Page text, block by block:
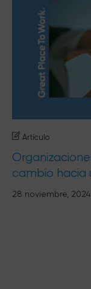
Artículo
cambio hacia
28 noviembre, 2024